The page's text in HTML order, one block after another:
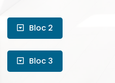
Bloc 2
Bloc 3